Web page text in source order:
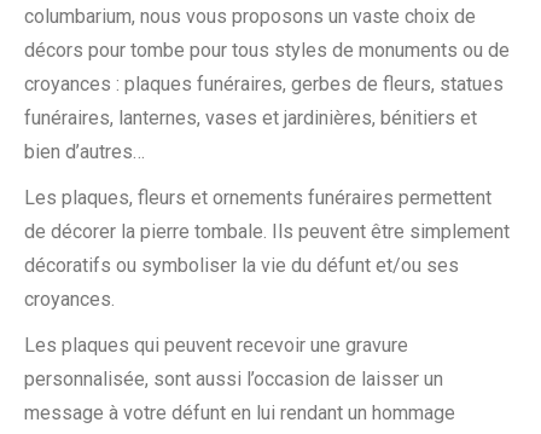
columbarium, nous vous proposons un vaste choix de
décors pour tombe pour tous styles de monuments ou de
croyances : plaques funéraires, gerbes de fleurs, statues
funéraires, lanternes, vases et jardinières, bénitiers et
bien d’autres…
Les plaques, fleurs et ornements funéraires permettent
de décorer la pierre tombale. Ils peuvent être simplement
décoratifs ou symboliser la vie du défunt et/ou ses
croyances.
Les plaques qui peuvent recevoir une gravure
personnalisée, sont aussi l’occasion de laisser un
message à votre défunt en lui rendant un hommage